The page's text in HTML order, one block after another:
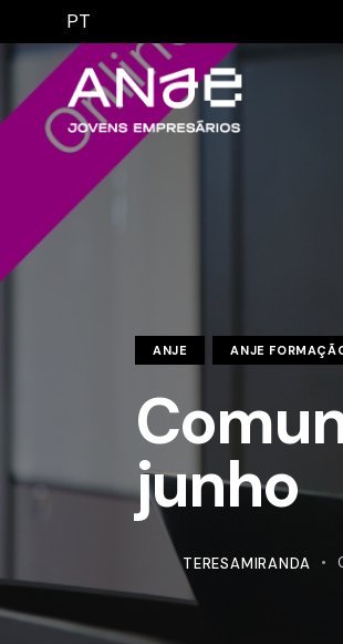
PT
ANJE ANJE
junho
TERESAMIRANDA